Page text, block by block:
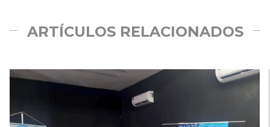
ARTÍCULOS RELACIONADOS